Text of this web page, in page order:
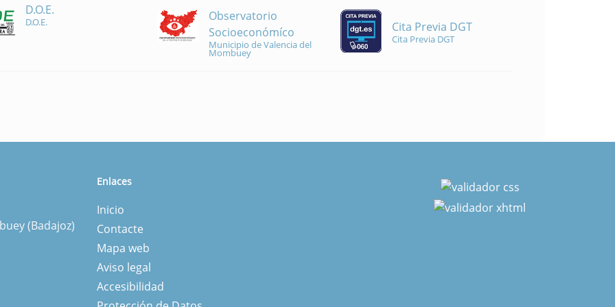
D.O.E.
D.O.E.
Observatorio
Socioeconómíco
Municipio de Valencia del
Mombuey
Cita Previa DGT
Cita Previa DGT
(Badajoz)
Enlaces
Inicio
Contacte
Mapa web
Aviso legal
Accesibilidad